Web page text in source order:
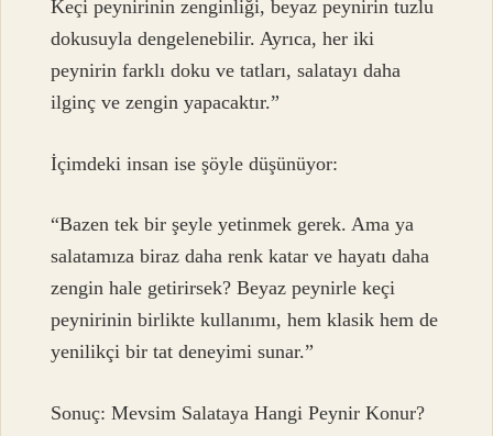
Keçi peynirinin zenginliği, beyaz peynirin tuzlu
dokusuyla dengelenebilir. Ayrıca, her iki
peynirin farklı doku ve tatları, salatayı daha
ilginç ve zengin yapacaktır.”
İçimdeki insan ise şöyle düşünüyor:
“Bazen tek bir şeyle yetinmek gerek. Ama ya
salatamıza biraz daha renk katar ve hayatı daha
zengin hale getirirsek? Beyaz peynirle keçi
peynirinin birlikte kullanımı, hem klasik hem de
yenilikçi bir tat deneyimi sunar.”
Sonuç: Mevsim Salataya Hangi Peynir Konur?